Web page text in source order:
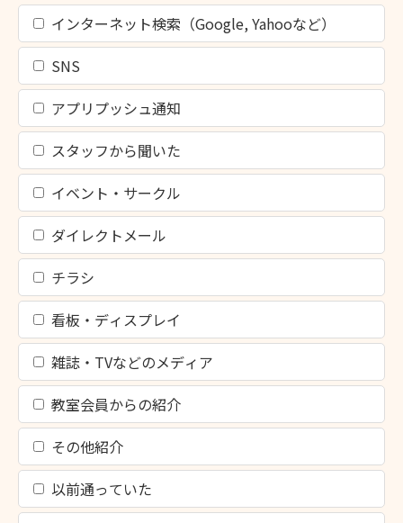
インターネット検索（Google, Yahooなど）
SNS
アプリプッシュ通知
スタッフから聞いた
イベント・サークル
ダイレクトメール
チラシ
看板・ディスプレイ
雑誌・TVなどのメディア
教室会員からの紹介
その他紹介
以前通っていた